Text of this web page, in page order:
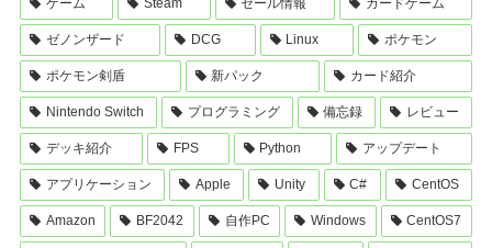
ゲーム Steam セール情報 カードゲーム
ゼノンザード DCG Linux ポケモン
ポケモン剣盾 新パック カード紹介
Nintendo Switch プログラミング 備忘録 レビュー
デッキ紹介 FPS Python アップデート
アプリケーション Apple Unity C# CentOS
Amazon BF2042 自作PC Windows CentOS7